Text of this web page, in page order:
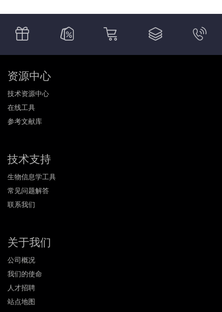
资源中心
技术资源中心
在线工具
参考文献库
技术支持
生物信息学工具
常见问题解答
联系我们
关于我们
公司概况
我们的使命
人才招聘
站点地图